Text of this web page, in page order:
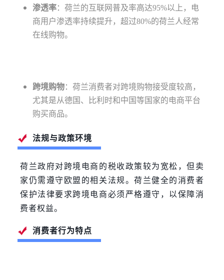
渗透率：荷兰的互联网普及率高达95%以上，电
商用户渗透率持续提升，超过80%的荷兰人经常
在线购物。
跨境购物：荷兰消费者对跨境购物接受度较高，
尤其是从德国、比利时和中国等国家的电商平台
购买商品。
法规与政策环境
荷兰政府对跨境电商的税收政策较为宽松，但卖
家仍需遵守欧盟的相关法规。荷兰健全的消费者
保护法律要求跨境电商必须严格遵守，以保障消
费者权益。
消费者行为特点